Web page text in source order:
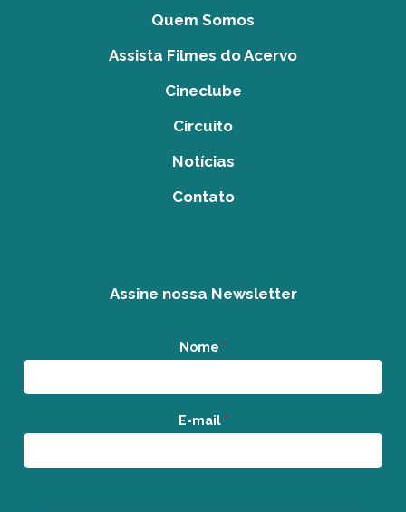
Quem Somos
Assista Filmes do Acervo
Cineclube
Circuito
Notícias
Contato
Assine nossa Newsletter
Nome *
E-mail *